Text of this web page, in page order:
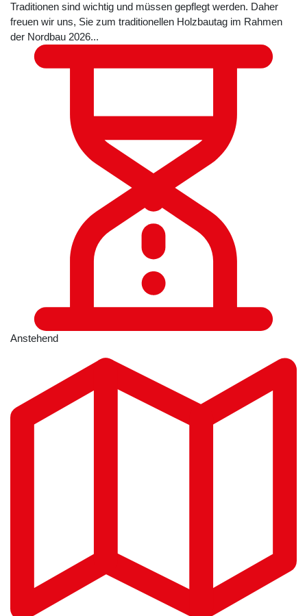
Traditionen sind wichtig und müssen gepflegt werden. Daher
freuen wir uns, Sie zum traditionellen Holzbautag im Rahmen
der Nordbau 2026...
Anstehend